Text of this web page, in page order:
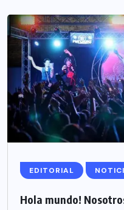
EDITORIAL
Hola mundo!